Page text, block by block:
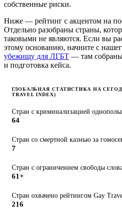
собственные риски.
Ниже — рейтинг с акцентом на
Отдельно разобраны страны,
таковыми не являются. Если вы
этому основанию, начните с
убежищу для ЛГБТ — там
и подготовка кейса.
ГЛОБАЛЬНАЯ СТАТИСТИКА НА
TRAVEL INDEX)
Стран с криминализацией
64
Стран со смертной казнью за
7
Стран с ограничением свободы
61+
Стран охвачено рейтингом Gay
216